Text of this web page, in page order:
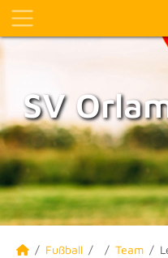
SV
Fußball Team